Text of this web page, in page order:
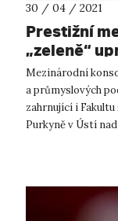
30 / 04 / 2021
Prestižní
„zeleně“
Mezinárodní
a průmyslových
zahrnující i
Purkyně v Ústí